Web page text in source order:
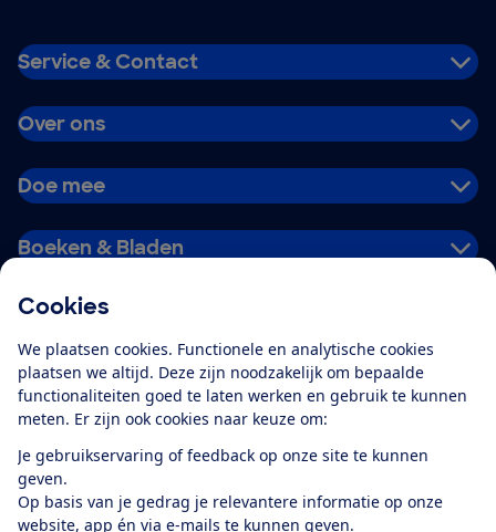
Cookies
We plaatsen cookies. Functionele en analytische cookies
plaatsen we altijd. Deze zijn noodzakelijk om bepaalde
functionaliteiten goed te laten werken en gebruik te kunnen
meten. Er zijn ook cookies naar keuze om:
Je gebruikservaring of feedback op onze site te kunnen
geven.
Op basis van je gedrag je relevantere informatie op onze
website, app én via e-mails te kunnen geven.
Service & Contact
Over ons
Doe mee
Boeken & Bladen
Alles over de
app
Algemene Voorwaarden Privacyverklaring